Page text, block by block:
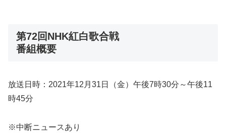
第72回NHK紅白歌合戦
番組概要
放送日時：2021年12月31日（金）午後7時30分～午後11
時45分
※中断ニュースあり